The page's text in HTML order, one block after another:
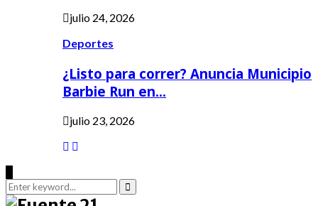
julio 24, 2026
Deportes
¿Listo para correr? Anuncia Municipio
Barbie Run en…
julio 23, 2026
Search
for:
Search